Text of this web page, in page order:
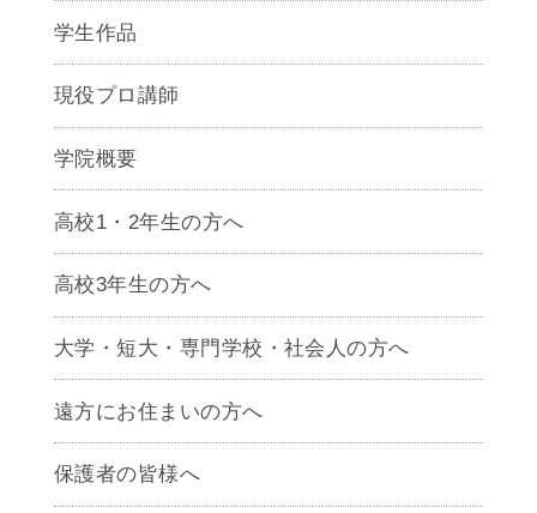
学生作品
現役プロ講師
学院概要
高校1・2年生の方へ
高校3年生の方へ
大学・短大・専門学校・社会人の方へ
遠方にお住まいの方へ
保護者の皆様へ